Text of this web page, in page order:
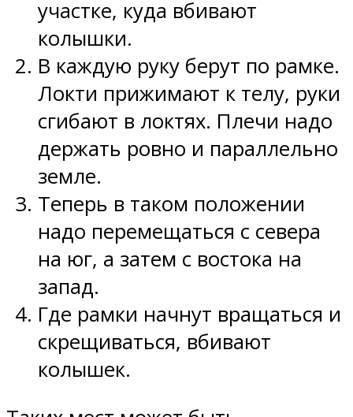
участке, куда вбивают
колышки.
В каждую руку берут по рамке.
Локти прижимают к телу, руки
сгибают в локтях. Плечи надо
держать ровно и параллельно
земле.
Теперь в таком положении
надо перемещаться с севера
на юг, а затем с востока на
запад.
Где рамки начнут вращаться и
скрещиваться, вбивают
колышек.